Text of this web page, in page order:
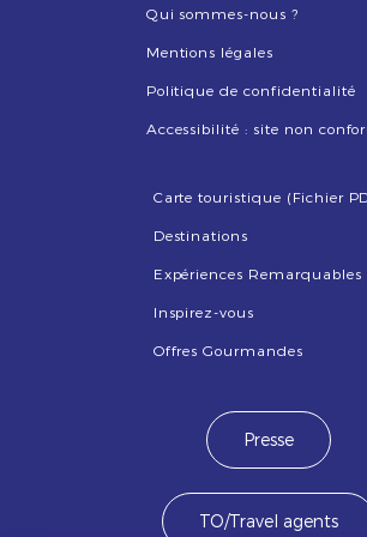
Qui sommes-nous ?
Mentions légales
Politique de confidentialité
Accessibilité : site non
Carte touristique (Fichier
Destinations
Expériences Remarquables
Inspirez-vous
Offres Gourmandes
Presse
TO/Travel agents